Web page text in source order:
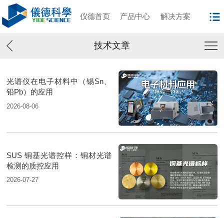
仪德首页 产品中心 解决方案
技术文章
光谱仪在电子材料中（锡Sn、
铅Pb）的应用
2026-08-06
SUS 铜基光谱控样：铜材光谱
检测的质控应用
2026-07-27